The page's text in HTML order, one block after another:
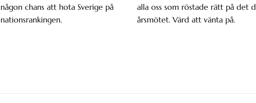
någon chans att hota Sverige på
nationsrankingen.
alla oss som röstade rätt på det
årsmötet. Värd att vänta på.